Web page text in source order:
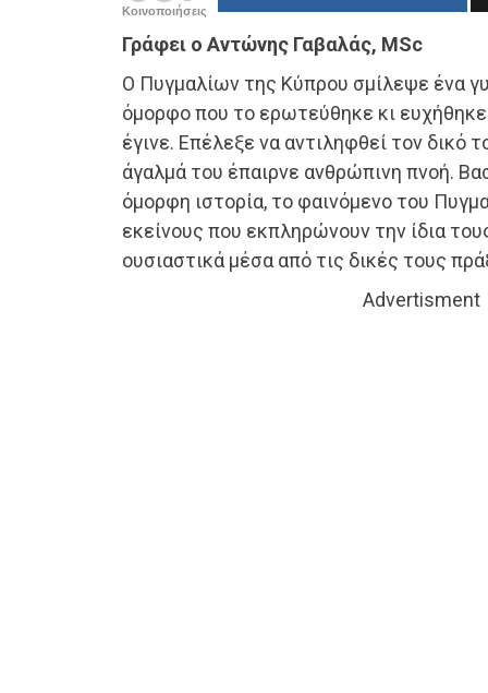
Κοινοποιήσεις
Γράφει ο Αντώνης Γαβαλάς, MSc
Ο Πυγμαλίων της Κύπρου σμίλεψε ένα
όμορφο που το ερωτεύθηκε κι
έγινε. Επέλεξε να αντιληφθεί τον δικό
άγαλμά του έπαιρνε ανθρώπινη πνοή.
όμορφη ιστορία, το φαινόμενο του
εκείνους που εκπληρώνουν την ίδια
ουσιαστικά μέσα από τις δικές τους
Advertisment